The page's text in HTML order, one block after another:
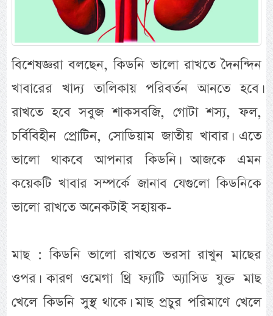
বিশেষজ্ঞরা বলছেন, কিডনি ভালো রাখতে দৈনন্দিন
খাবারের খাদ্য তালিকায় পরিবর্তন আনতে হবে।
রাখতে হবে সবুজ শাকসবজি, গোটা শস্য, ফল,
চর্বিবিহীন প্রোটিন, সোডিয়াম জাতীয় খাবার। এতে
ভালো থাকবে আপনার কিডনি। আজকে এমন
কয়েকটি খাবার সম্পর্কে জানাব যেগুলো কিডনিকে
ভালো রাখতে অনেকটাই সহায়ক-
মাছ : কিডনি ভালো রাখতে ভরসা রাখুন মাছের
ওপর। কারণ ওমেগা থ্রি ফ্যাটি অ্যাসিড যুক্ত মাছ
খেলে কিডনি সুস্থ থাকে। মাছ প্রচুর পরিমাণে খেলে